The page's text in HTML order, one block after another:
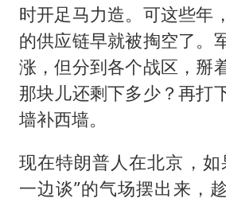
时开足马力造。可这些年
的供应链早就被掏空了。
涨，但分到各个战区，掰
那块儿还剩下多少？再打
墙补西墙。
现在特朗普人在北京，如
一边谈”的气场摆出来，